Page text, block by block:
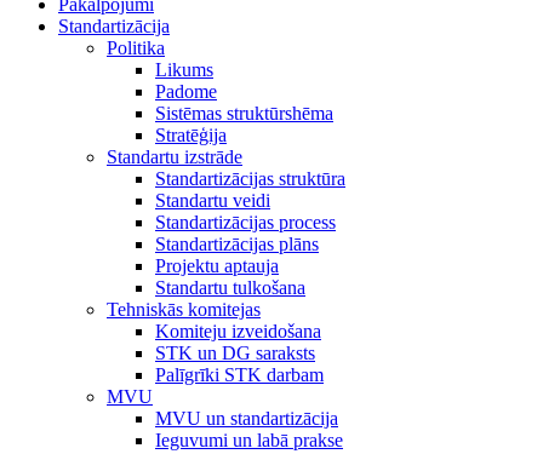
Pakalpojumi
Standartizācija
Politika
Likums
Padome
Sistēmas struktūrshēma
Stratēģija
Standartu izstrāde
Standartizācijas struktūra
Standartu veidi
Standartizācijas process
Standartizācijas plāns
Projektu aptauja
Standartu tulkošana
Tehniskās komitejas
Komiteju izveidošana
STK un DG saraksts
Palīgrīki STK darbam
MVU
MVU un standartizācija
Ieguvumi un labā prakse